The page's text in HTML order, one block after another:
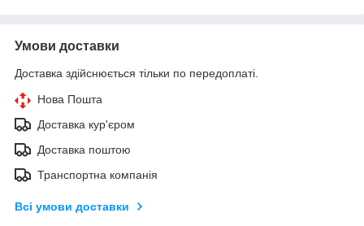
Умови доставки
Доставка здійснюється тільки по передоплаті.
Нова Пошта
Доставка кур'єром
Доставка поштою
Транспортна компанія
Всі умови доставки